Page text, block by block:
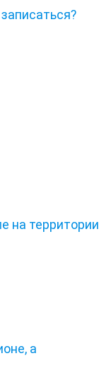
на территории
а